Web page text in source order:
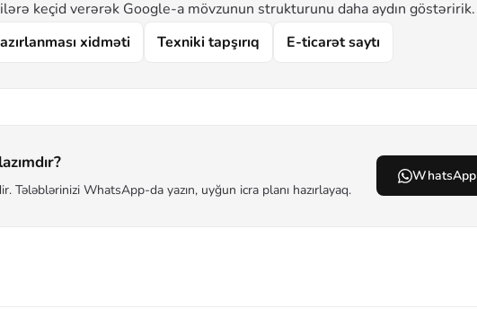
keçid verərək Google-a mövzunun strukturunu daha aydın göstəririk.
xidməti
Texniki tapşırıq E-ticarət saytı
Tələblərinizi WhatsApp-da yazın, uyğun icra planı hazırlayaq.
WhatsApp